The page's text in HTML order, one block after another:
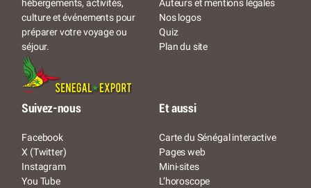
hébergements, activités,
culture et événements pour
préparer votre voyage ou
séjour.
Auteurs et mentions légales
Nos logos
Quiz
Plan du site
Suivez-nous
Facebook
X (Twitter)
Instagram
You Tube
Et aussi
Carte du Sénégal interactive
Pages web
Mini-sites
L’horoscope